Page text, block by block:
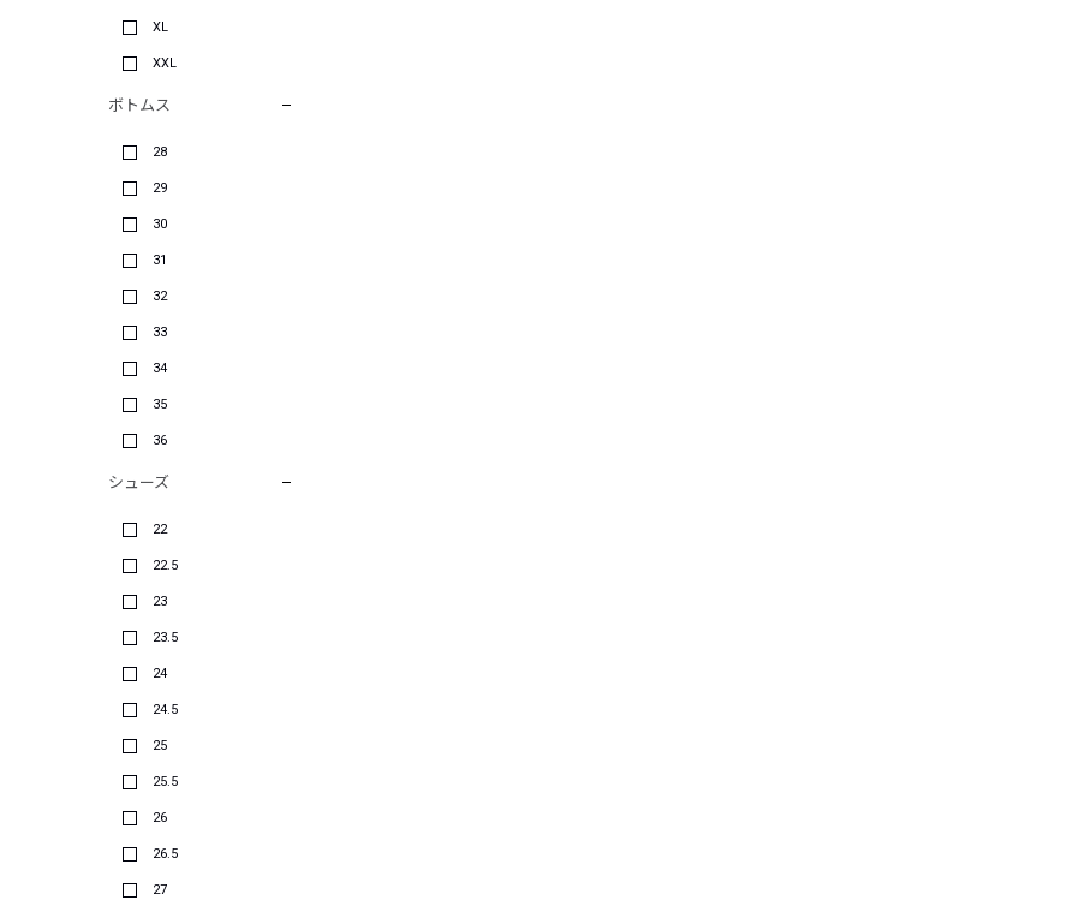
XL
XXL
ボトムス
28
29
30
31
32
33
34
35
36
シューズ
22
22.5
23
23.5
24
24.5
25
25.5
26
26.5
27